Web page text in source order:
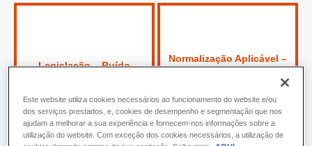
Legislação – Ruído
Normalização Aplicável –
Este website utiliza cookies necessários ao funcionamento do website e/ou
dos serviços prestados, e, cookies de desempenho e segmentação que nos
ajudam a melhorar a sua experiência e fornecem-nos informações sobre a
utilização do website. Com exceção dos cookies necessários, a utilização de